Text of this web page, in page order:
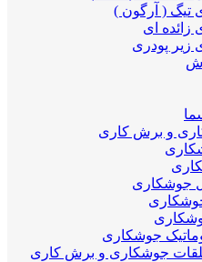
تیگ ( آرگون )
ای
زیر پودری
و برش کاری
جوشکاری
جوشکاری
جوشکاری و برش کاری